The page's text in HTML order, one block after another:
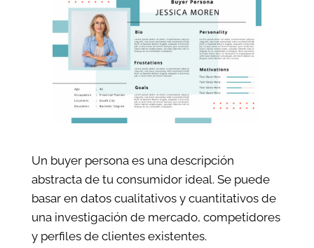
Un buyer persona es una descripción
abstracta de tu consumidor ideal. Se puede
basar en datos cualitativos y cuantitativos de
una investigación de mercado, competidores
y perfiles de clientes existentes.